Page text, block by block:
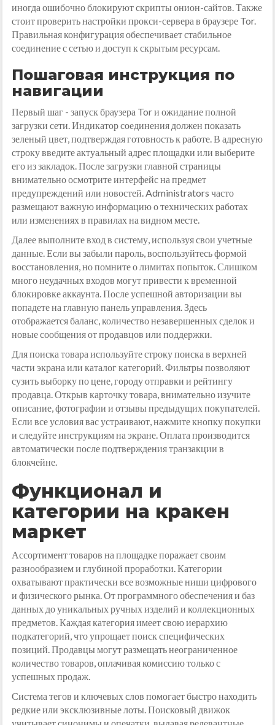
иногда ошибочно блокируют скрипты онион-сайтов. Также
стоит проверить настройки прокси-сервера в браузере Tor.
Правильная конфигурация обеспечивает стабильное
соединение с сетью и доступ к скрытым ресурсам.
Пошаговая инструкция по
навигации
Первый шаг - запуск браузера Tor и ожидание полной
загрузки сети. Индикатор соединения должен показать
зеленый цвет, подтверждая готовность к работе. В адресную
строку введите актуальный адрес площадки или выберите
его из закладок. После загрузки главной страницы
внимательно осмотрите интерфейс на предмет
предупреждений или новостей. Administrators часто
размещают важную информацию о технических работах
или изменениях в правилах на видном месте.
Далее выполните вход в систему, используя свои учетные
данные. Если вы забыли пароль, воспользуйтесь формой
восстановления, но помните о лимитах попыток. Слишком
много неудачных входов могут привести к временной
блокировке аккаунта. После успешной авторизации вы
попадете на главную панель управления. Здесь
отображается баланс, количество незавершенных сделок и
новые сообщения от продавцов или поддержки.
Для поиска товара используйте строку поиска в верхней
части экрана или каталог категорий. Фильтры позволяют
сузить выборку по цене, городу отправки и рейтингу
продавца. Открыв карточку товара, внимательно изучите
описание, фотографии и отзывы предыдущих покупателей.
Если все условия вас устраивают, нажмите кнопку покупки
и следуйте инструкциям на экране. Оплата производится
автоматически после подтверждения транзакции в
блокчейне.
Функционал и
категории на кракен
маркет
Ассортимент товаров на площадке поражает своим
разнообразием и глубиной проработки. Категории
охватывают практически все возможные ниши цифрового
и физического рынка. От программного обеспечения и баз
данных до уникальных ручных изделий и коллекционных
предметов. Каждая категория имеет свою иерархию
подкатегорий, что упрощает поиск специфических
позиций. Продавцы могут размещать неограниченное
количество товаров, оплачивая комиссию только с
успешных продаж.
Система тегов и ключевых слов помогает быстро находить
редкие или эксклюзивные лоты. Поисковый движок